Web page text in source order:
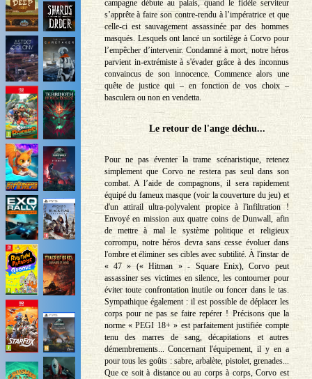
campagne débute au palais, quand le fidèle serviteur
s’apprête à faire son contre-rendu à l’impératrice et que
celle-ci est sauvagement assassinée par des hommes
masqués. Lesquels ont lancé un sortilège à Corvo pour
l’empêcher d’intervenir. Condamné à mort, notre héros
parvient in-extrémiste à s'évader grâce à des inconnus
convaincus de son innocence. Commence alors une
quête de justice qui – en fonction de vos choix –
basculera ou non en vendetta.
Le retour de l'ange déchu...
Pour ne pas éventer la trame scénaristique, retenez
simplement que Corvo ne restera pas seul dans son
combat. A l’aide de compagnons, il sera rapidement
équipé du fameux masque (voir la couverture du jeu) et
d'un attirail ultra-polyvalent propice à l'infiltration !
Envoyé en mission aux quatre coins de Dunwall, afin
de mettre à mal le système politique et religieux
corrompu, notre héros devra sans cesse évoluer dans
l'ombre et éliminer ses cibles avec subtilité. À l'instar de
« 47 » (« Hitman » - Square Enix), Corvo peut
assassiner ses victimes en silence, les contourner pour
éviter toute confrontation inutile ou foncer dans le tas.
Sympathique également : il est possible de déplacer les
corps pour ne pas se faire repérer ! Précisons que la
norme « PEGI 18+ » est parfaitement justifiée compte
tenu des marres de sang, décapitations et autres
démembrements... Concernant l'équipement, il y en a
pour tous les goûts : sabre, arbalète, pistolet, grenades...
Que ce soit à distance ou au corps à corps, Corvo est